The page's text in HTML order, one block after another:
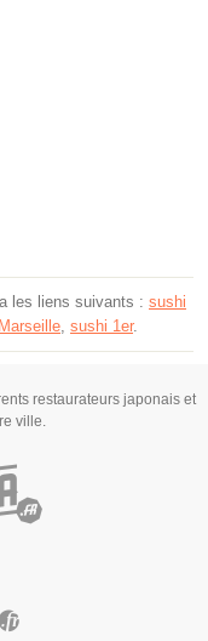
les liens suivants : sushi
sushi 1er.
restaurateurs japonais et
ville.